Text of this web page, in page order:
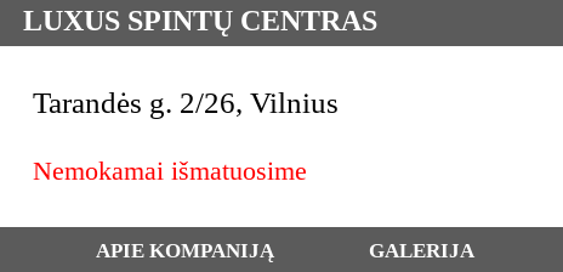
LUXUS SPINTŲ CENTRAS
Tarandės g. 2/26, Vilnius
Nemokamai išmatuosime
APIE KOMPANIJĄ GALERIJA